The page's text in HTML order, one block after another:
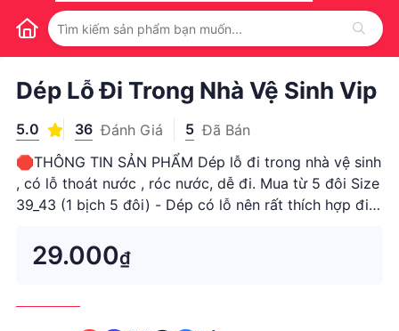
1 1
Dép Lỗ Đi Trong Nhà Vệ Sinh Vip
5.0 36 Đánh Giá 5 Đã Bán
🛑THÔNG TIN SẢN PHẨM Dép lỗ đi trong nhà vệ sinh
, có lỗ thoát nước , róc nước, dễ đi. Mua từ 5 đôi Size
39_43 (1 bịch 5 đôi) - Dép có lỗ nên rất thích hợp đi
lượng tốt - Nhiều cỡ 39 - 40 tương ứng chiều dài dép
25cm 4
29.000₫